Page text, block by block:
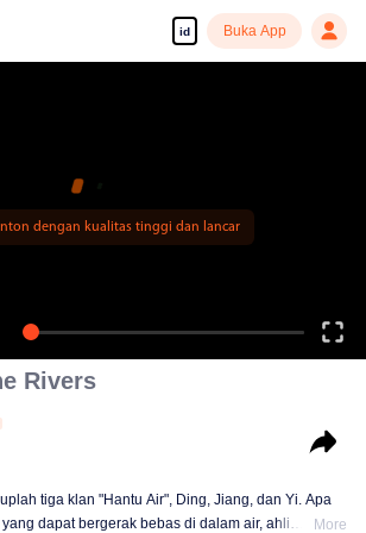
id Buka App
dengan kualitas tinggi dan lancar
Rivers
tiga klan "Hantu Air", Ding, Jiang, dan Yi. Apa
dapat bergerak bebas di dalam air, ahli
More